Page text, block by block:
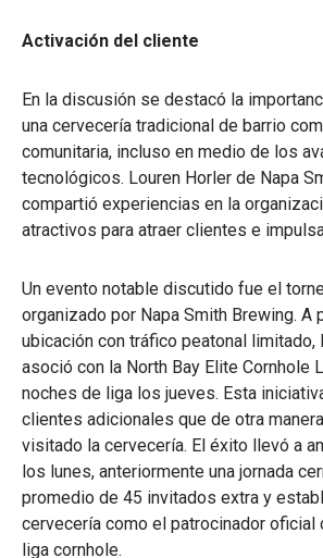
Activación del cliente
En la discusión se destacó la
una cervecería tradicional de barrio
comunitaria, incluso en medio de los
tecnológicos. Louren Horler de Napa
compartió experiencias en la
atractivos para atraer clientes e
Un evento notable discutido fue el
organizado por Napa Smith Brewing. A
ubicación con tráfico peatonal limitado,
asoció con la North Bay Elite Cornhole
noches de liga los jueves. Esta
clientes adicionales que de otra
visitado la cervecería. El éxito llevó a
los lunes, anteriormente una jornada
promedio de 45 invitados extra y
cervecería como el patrocinador oficial
liga cornhole.